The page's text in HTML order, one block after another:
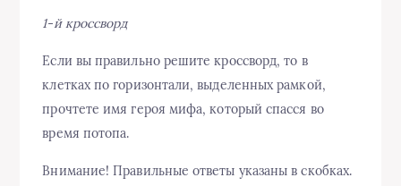
1-й кроссворд
Если вы правильно решите кроссворд, то в
клетках по горизонтали, выделенных рамкой,
прочтете имя героя мифа, который спасся во
время потопа.
Внимание! Правильные ответы указаны в скобках.